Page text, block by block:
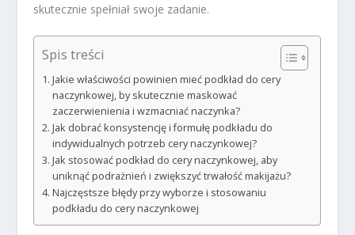
skutecznie spełniał swoje zadanie.
Spis treści
Jakie właściwości powinien mieć podkład do cery
naczynkowej, by skutecznie maskować
zaczerwienienia i wzmacniać naczynka?
Jak dobrać konsystencję i formułę podkładu do
indywidualnych potrzeb cery naczynkowej?
Jak stosować podkład do cery naczynkowej, aby
uniknąć podrażnień i zwiększyć trwałość makijażu?
Najczęstsze błędy przy wyborze i stosowaniu
podkładu do cery naczynkowej